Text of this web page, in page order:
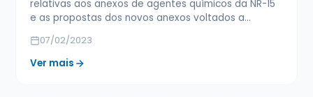
relativas aos anexos de agentes químicos da NR-15
e as propostas dos novos anexos voltados a…
07/02/2023
Ver mais